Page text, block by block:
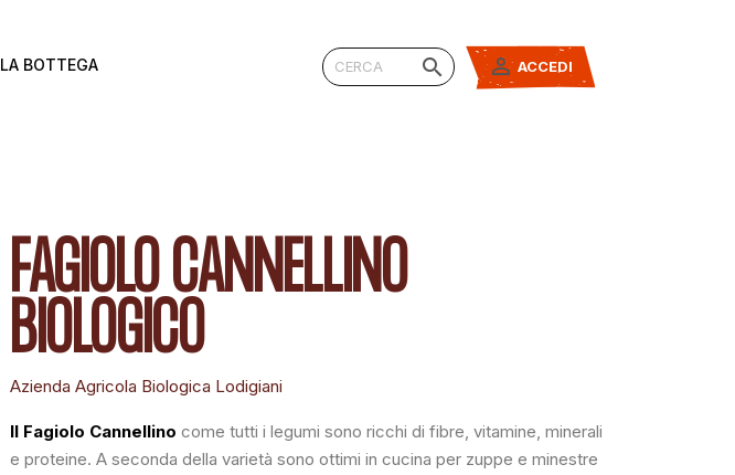
LA BOTTEGA   ACCEDI
FAGIOLO CANNELLINO
BIOLOGICO
Azienda Agricola Biologica Lodigiani
Il Fagiolo Cannellino come tutti i legumi sono ricchi di fibre, vitamine, minerali
e proteine. A seconda della varietà sono ottimi in cucina per zuppe e minestre